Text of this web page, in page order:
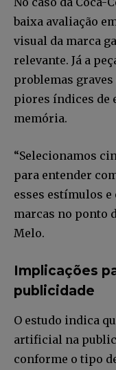
baixa avaliação
visual da marca
relevante. Já a
problemas
piores índices de
memória.
“Selecionamos
para entender
esses estímulos
marcas no ponto
Melo.
Implicações
publicidade
O estudo indica
artificial na
conforme o tipo